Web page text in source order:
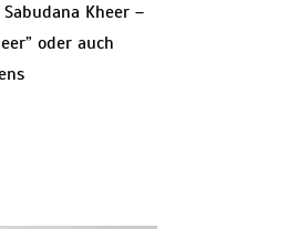
Kheer –
oder auch